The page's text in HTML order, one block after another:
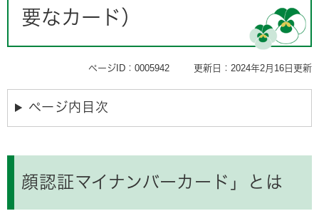
要なカード）
ページID：0005942 更新日：2024年2月16日更新
ページ内目次
顔認証マイナンバーカード」とは